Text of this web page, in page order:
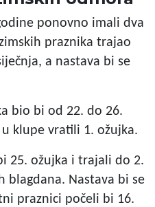
ponovno imali dva
praznika trajao
a nastava bi se
bio bi od 22. do 26.
klupe vratili 1. ožujka.
25. ožujka i trajali do 2.
blagdana. Nastava bi se
praznici počeli bi 16.